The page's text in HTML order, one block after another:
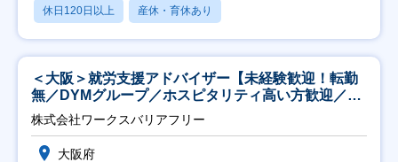
休日120日以上 産休・育休あり
＜大阪＞就労支援アドバイザー【未経験歓迎！転勤
無／DYMグループ／ホスピタリティ高い方歓迎／土
日祝】
株式会社ワークスバリアフリー
大阪府